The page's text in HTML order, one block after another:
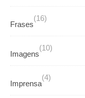
Frases
(16)
Imagens
(10)
Imprensa
(4)